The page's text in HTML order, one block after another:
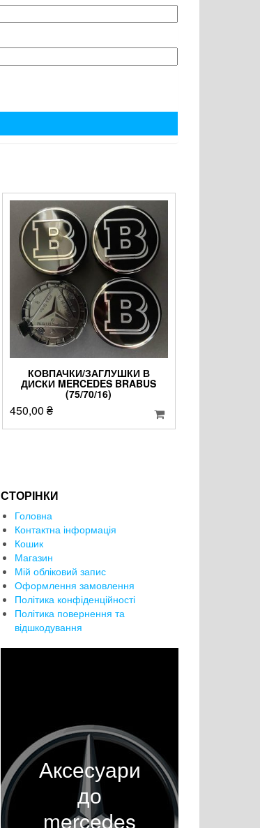
КОВПАЧКИ/ЗАГЛУШКИ В
ДИСКИ MERCEDES BRABUS
(75/70/16)
450,00₴
СТОРІНКИ
Головна
Контактна інформація
Кошик
Магазин
Мій обліковий запис
Оформлення замовлення
Політика конфіденційності
Політика повернення та
відшкодування
Аксесуари
до
mercedes